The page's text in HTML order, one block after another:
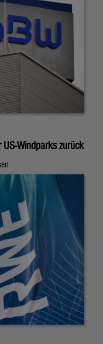
Windparks zurück